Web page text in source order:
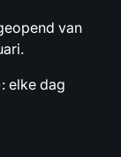
van
elke dag